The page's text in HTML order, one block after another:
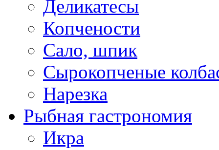
Деликатесы
Копчености
Сало, шпик
Сырокопченые
Нарезка
Рыбная гастрономия
Икра